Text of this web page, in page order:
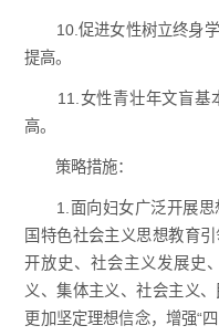
10.促进女性树立终身学
提高。
11.女性青壮年文盲基
高。
策略措施：
1.面向妇女广泛开展思
国特色社会主义思想教育
开放史、社会主义发展史
义、集体主义、社会主义
更加坚定理想信念，增强“